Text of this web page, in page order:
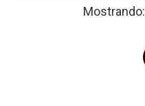
Mostrando: